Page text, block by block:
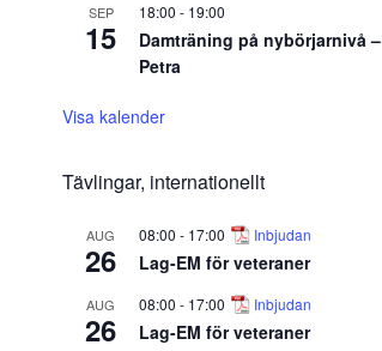
SEP
15
18:00 - 19:00
Damträning på nybörjarnivå –
Petra
Visa kalender
Tävlingar, internationellt
AUG
26
08:00 - 17:00 Inbjudan
Lag-EM för veteraner
AUG
26
08:00 - 17:00 Inbjudan
Lag-EM för veteraner